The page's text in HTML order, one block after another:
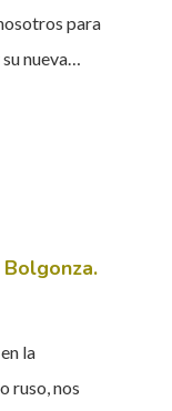
para
nueva…
la
ruso, nos